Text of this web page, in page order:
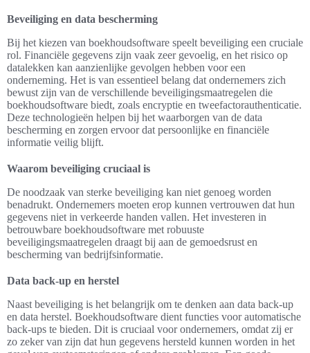
Beveiliging en data bescherming
Bij het kiezen van boekhoudsoftware speelt beveiliging een cruciale
rol. Financiële gegevens zijn vaak zeer gevoelig, en het risico op
datalekken kan aanzienlijke gevolgen hebben voor een
onderneming. Het is van essentieel belang dat ondernemers zich
bewust zijn van de verschillende beveiligingsmaatregelen die
boekhoudsoftware biedt, zoals encryptie en tweefactorauthenticatie.
Deze technologieën helpen bij het waarborgen van de data
bescherming en zorgen ervoor dat persoonlijke en financiële
informatie veilig blijft.
Waarom beveiliging cruciaal is
De noodzaak van sterke beveiliging kan niet genoeg worden
benadrukt. Ondernemers moeten erop kunnen vertrouwen dat hun
gegevens niet in verkeerde handen vallen. Het investeren in
betrouwbare boekhoudsoftware met robuuste
beveiligingsmaatregelen draagt bij aan de gemoedsrust en
bescherming van bedrijfsinformatie.
Data back-up en herstel
Naast beveiliging is het belangrijk om te denken aan data back-up
en data herstel. Boekhoudsoftware dient functies voor automatische
back-ups te bieden. Dit is cruciaal voor ondernemers, omdat zij er
zo zeker van zijn dat hun gegevens hersteld kunnen worden in het